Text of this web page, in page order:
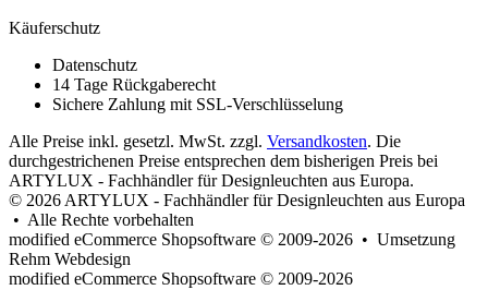
Käuferschutz
Datenschutz
14 Tage Rückgaberecht
Sichere Zahlung mit SSL-Verschlüsselung
Alle Preise inkl. gesetzl. MwSt. zzgl. Versandkosten. Die
durchgestrichenen Preise entsprechen dem bisherigen Preis bei
ARTYLUX - Fachhändler für Designleuchten aus Europa.
© 2026 ARTYLUX - Fachhändler für Designleuchten aus Europa
• Alle Rechte vorbehalten
modified eCommerce Shopsoftware © 2009-2026 • Umsetzung
Rehm Webdesign
modified eCommerce Shopsoftware © 2009-2026